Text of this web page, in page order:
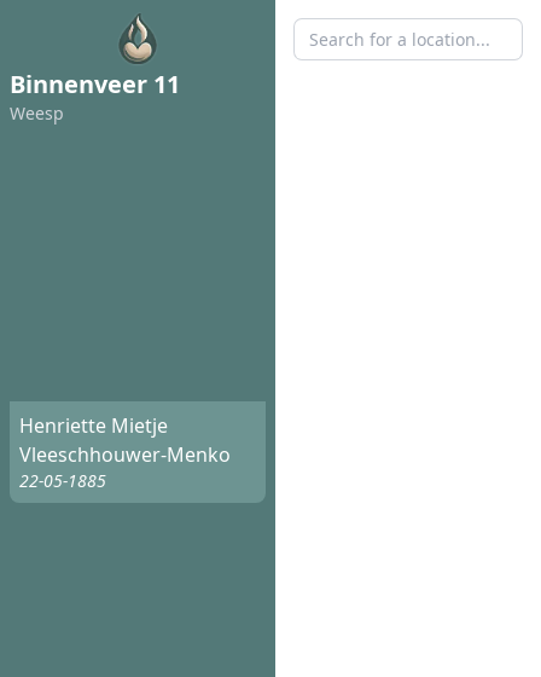
Binnenveer 11
Weesp
Henriette Mietje
Vleeschhouwer-Menko
22-05-1885